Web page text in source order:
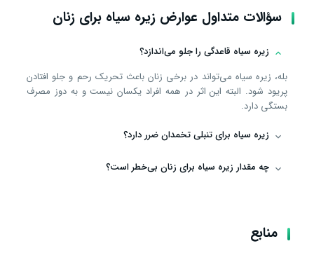
سؤالات متداول عوارض زیره سیاه برای زنان
زیره سیاه قاعدگی را جلو می‌اندازد؟
بله، زیره سیاه می‌تواند در برخی زنان باعث تحریک رحم و جلو افتادن
پریود شود. البته این اثر در همه افراد یکسان نیست و به دوز مصرف
بستگی دارد.
زیره سیاه برای تنبلی تخمدان ضرر دارد؟
چه مقدار زیره سیاه برای زنان بی‌خطر است؟
منابع